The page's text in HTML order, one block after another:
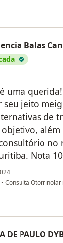
Balas
uma
seu jeito
de
além
no
Nota
• Consulta
DE PAULO